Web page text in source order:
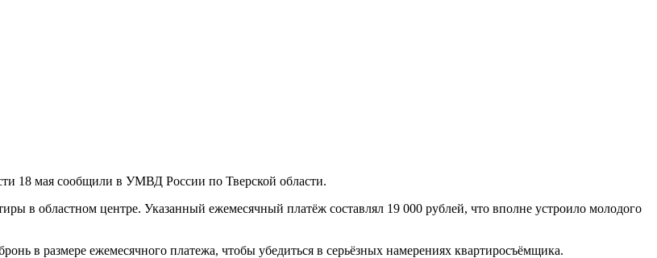
18 мая сообщили в УМВД России по Тверской области.
в областном центре. Указанный ежемесячный платёж составлял 19 000 рублей, что вполне устроило молодого
в размере ежемесячного платежа, чтобы убедиться в серьёзных намерениях квартиросъёмщика.